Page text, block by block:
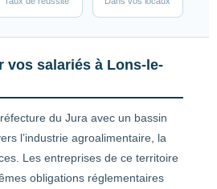
vos salariés à Lons-le-
du Jura avec un bassin
l’industrie agroalimentaire, la
Les entreprises de ce territoire
obligations réglementaires